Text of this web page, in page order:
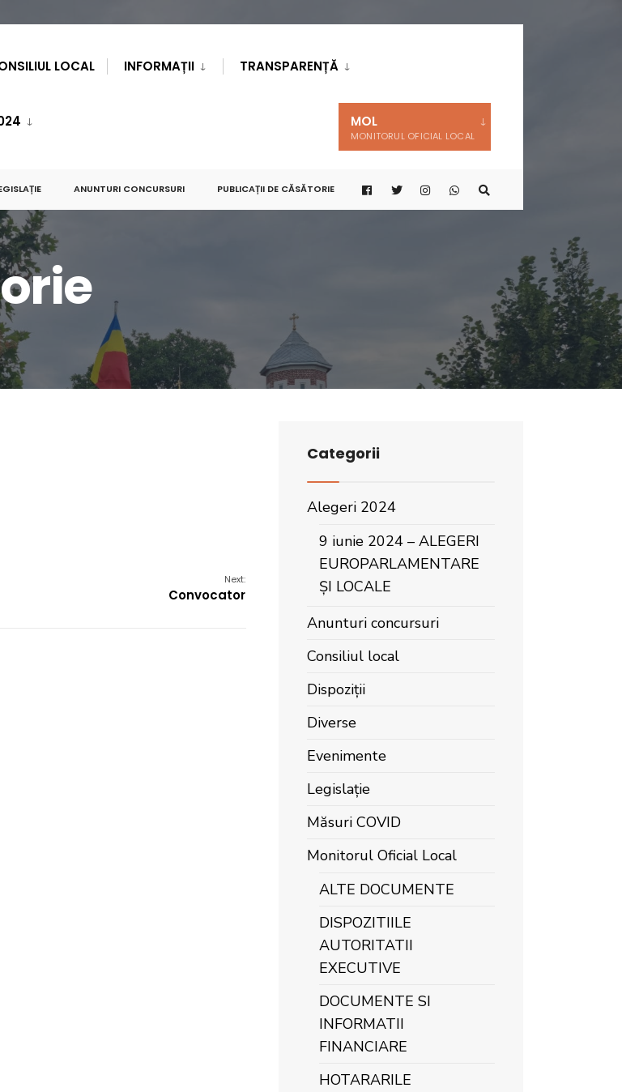
LOCAL INFORMAȚII TRANSPARENȚĂ
MOL
MONITORUL OFICIAL LOCAL
ANUNTURI CONCURSURI PUBLICAȚII DE CĂSĂTORIE
Next:
Convocator
Categorii
Alegeri 2024
9 iunie 2024 – ALEGERI
EUROPARLAMENTARE
ȘI LOCALE
Anunturi concursuri
Consiliul local
Dispoziții
Diverse
Evenimente
Legislație
Măsuri COVID
Monitorul Oficial Local
ALTE DOCUMENTE
DISPOZITIILE
AUTORITATII
EXECUTIVE
DOCUMENTE SI
INFORMATII
FINANCIARE
HOTARARILE